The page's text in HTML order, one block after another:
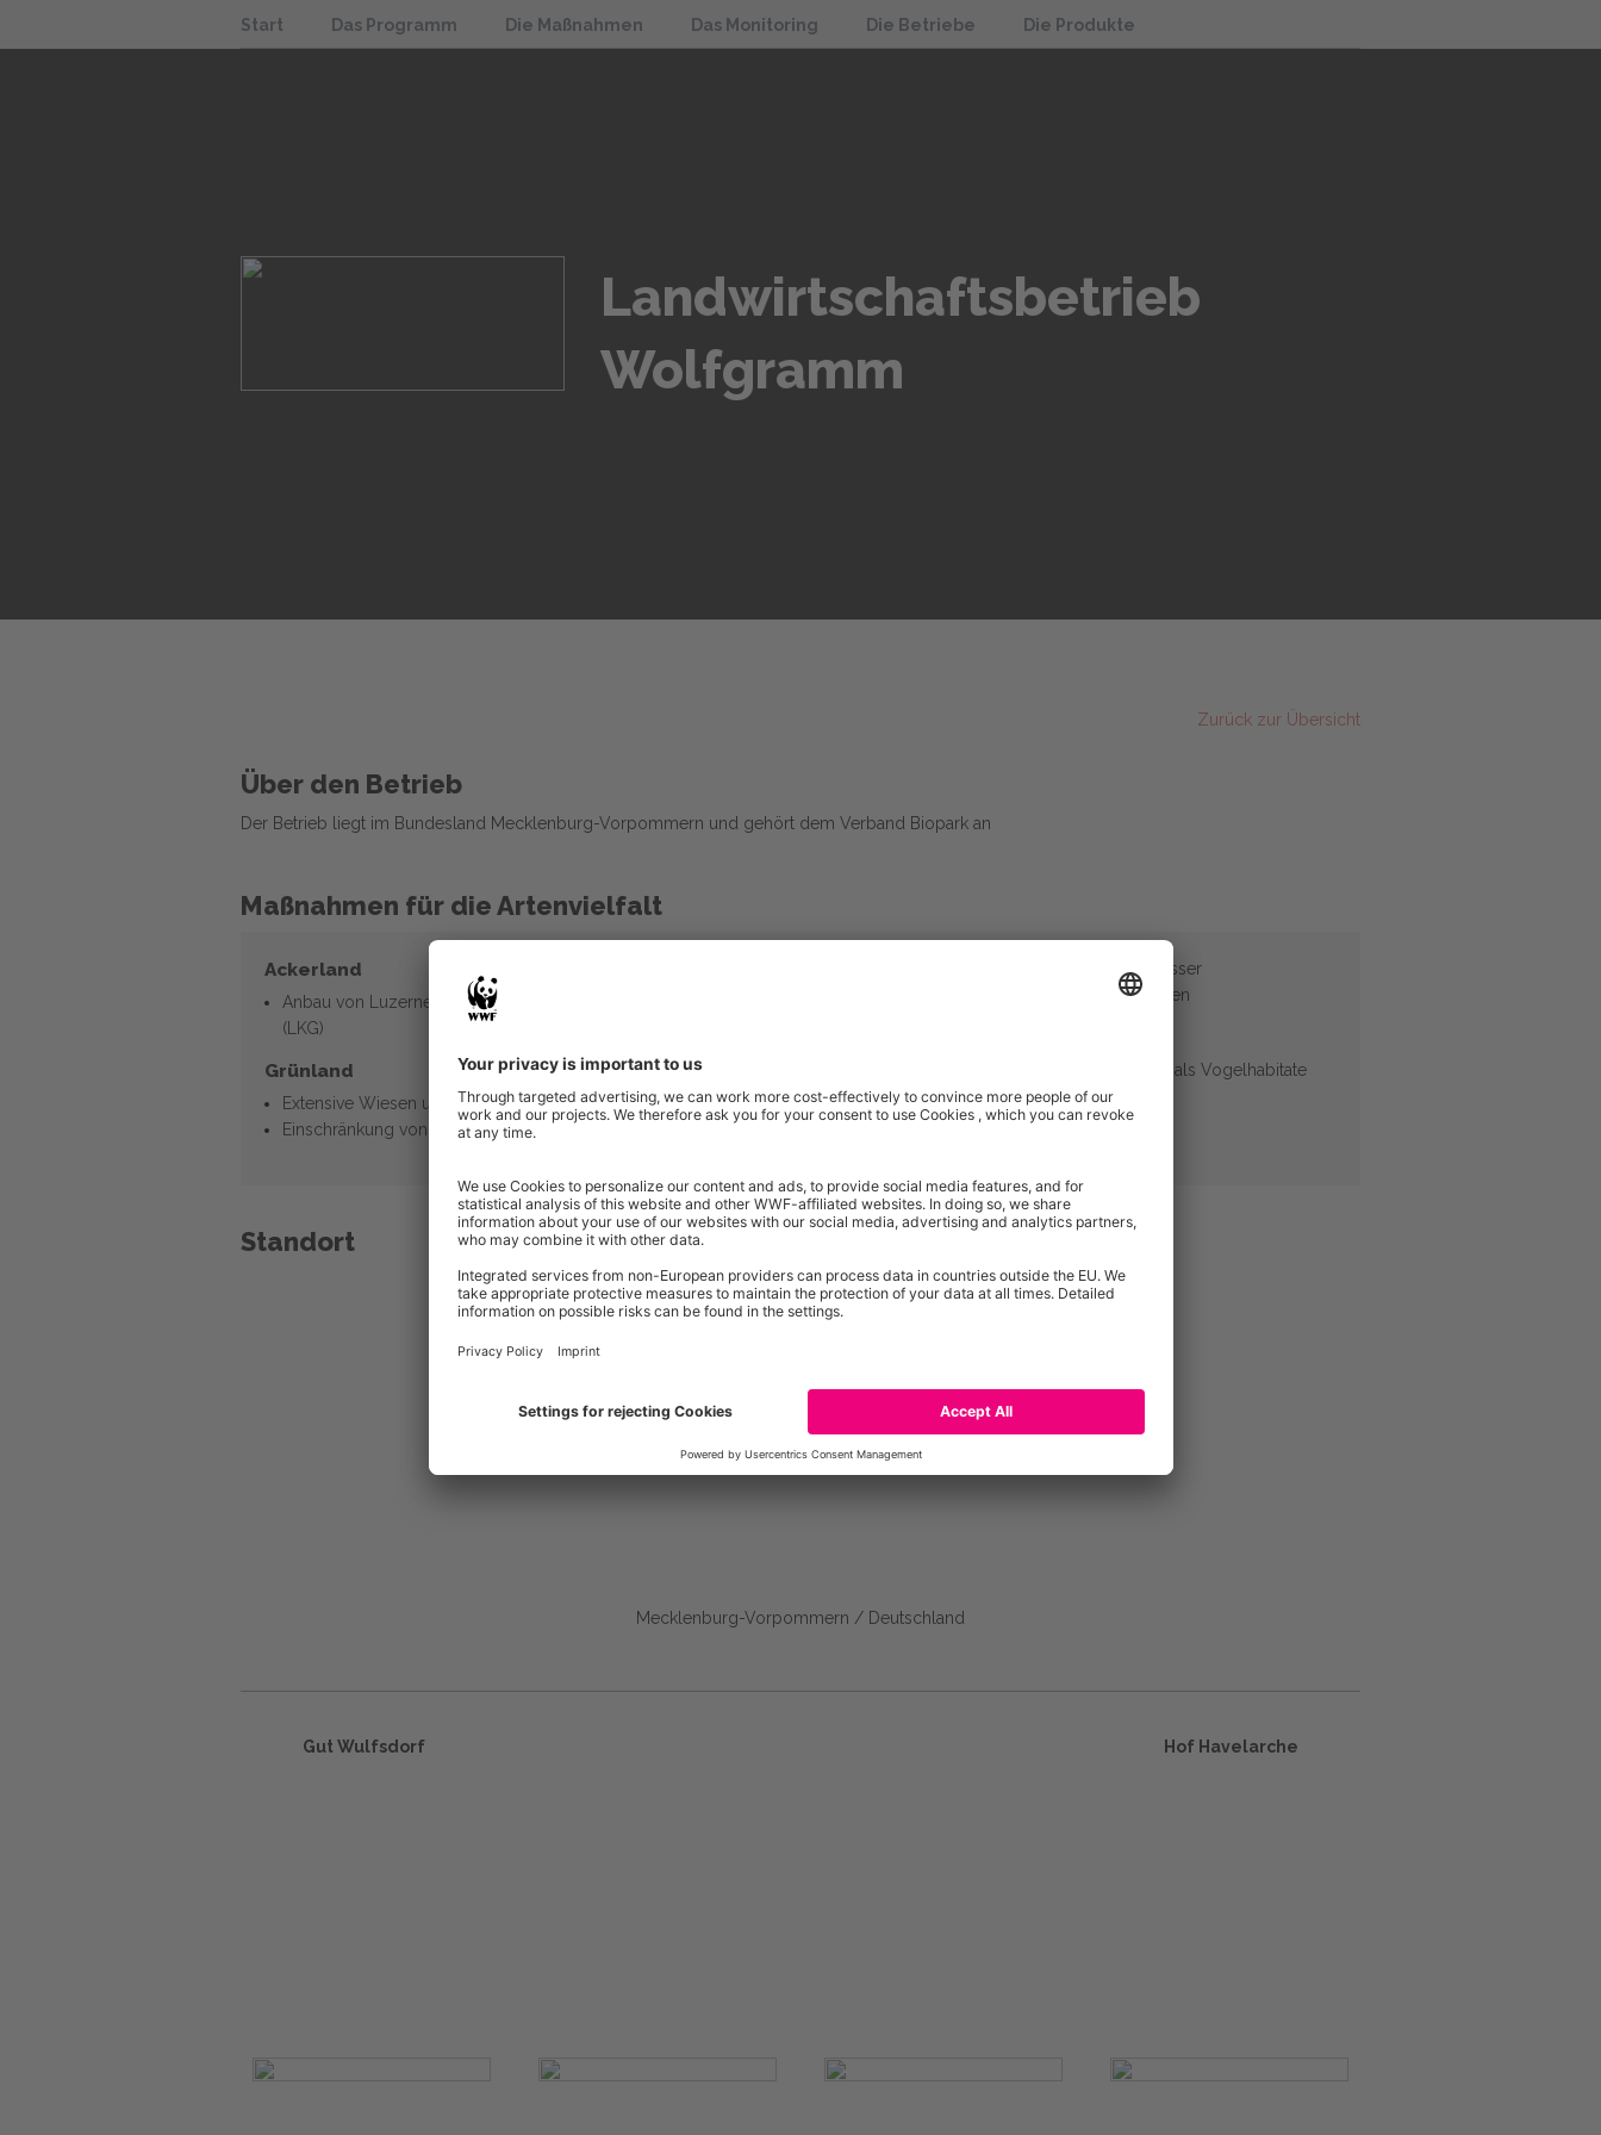
Start Das Programm Die Maßnahmen Das Monitoring Die Betriebe Die Produkte
Landwirtschaftsbetrieb
Wolfgramm
Zurück zur Übersicht
Über den Betrieb
Der Betrieb liegt im Bundesland Mecklenburg-Vorpommern und gehört dem Verband Biopark an
Maßnahmen für die Artenvielfalt
Ackerland
Anbau von Luzerne-/Kleegrasgemenge
(LKG)
Grünland
Extensive Wiesen und Weiden
Einschränkung von Düngung
Schonende Mahdverfahren
Landschaftselemente
Stehende Kleingewässer
Individuelle Leistungen
Ställe und Scheunen als Vogelhabitate
Nisthilfen für Vögel
Standort
Mecklenburg-Vorpommern / Deutschland
Hof Havelarche
Gut Wulfsdorf